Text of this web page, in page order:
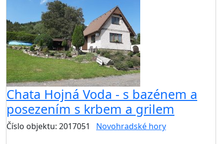
Chata Hojná Voda - s bazénem a
posezením s krbem a grilem
Číslo objektu: 2017051 Novohradské hory